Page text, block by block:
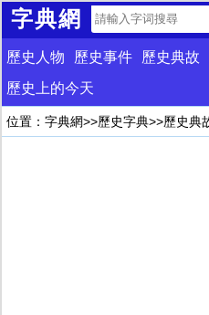
字典網
歷史人物 歷史事件 歷史典故
歷史上的今天
位置： 字典網>>歷史字典>>歷史典